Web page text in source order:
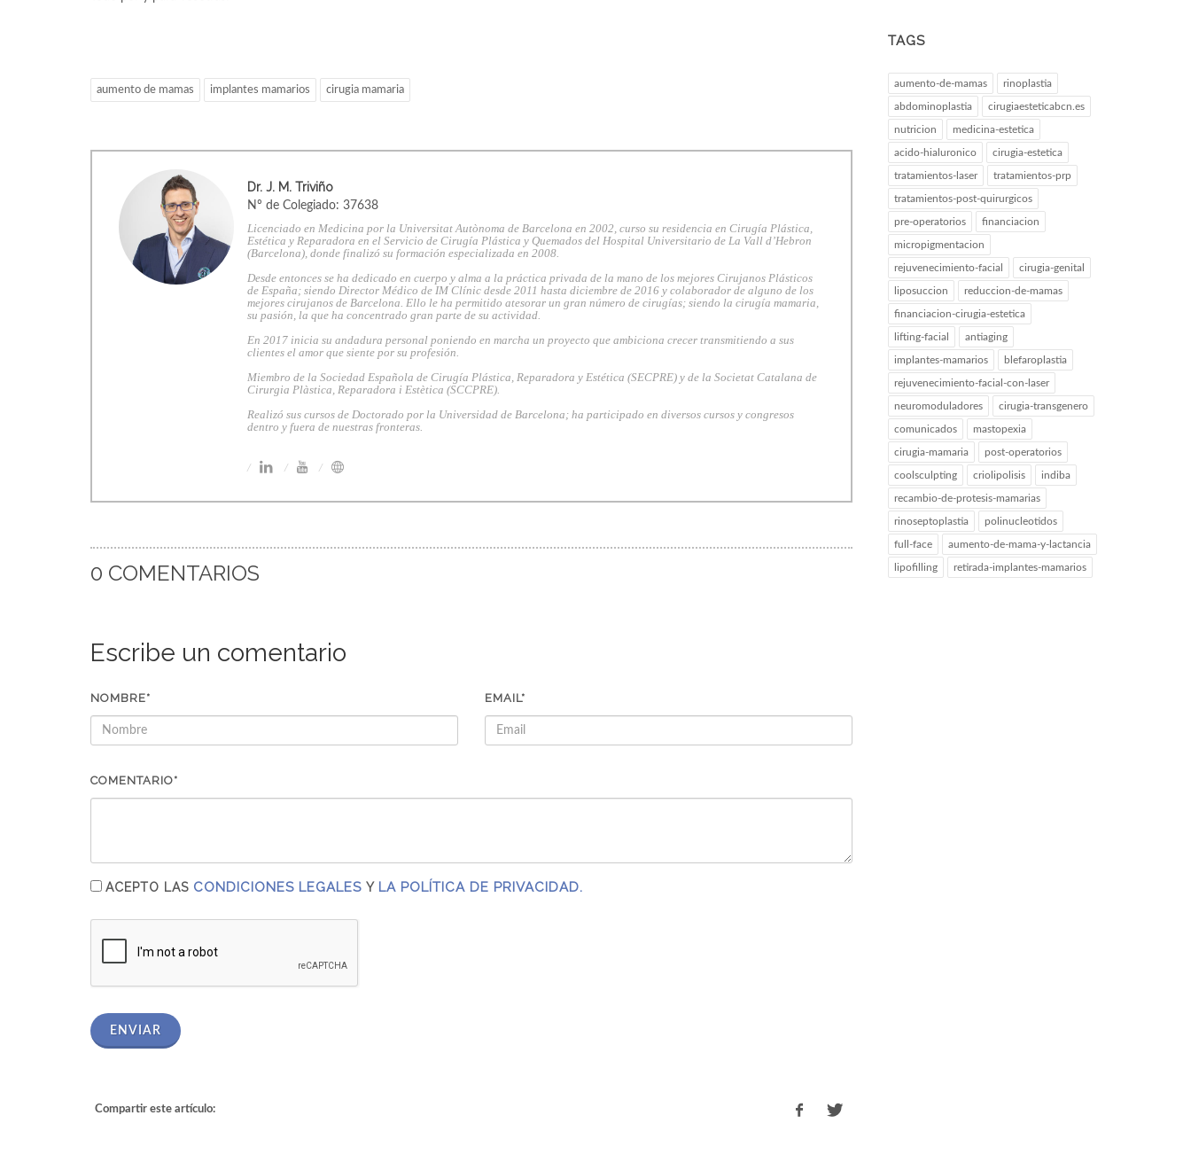
aumento de mamas implantes mamarios cirugia mamaria
Dr. J. M. Triviño
Nº de Colegiado: 37638
Licenciado en Medicina por la Universitat Autònoma de Barcelona en 2002, curso su residencia en Cirugía Plástica,
Estética y Reparadora en el Servicio de Cirugía Plástica y Quemados del Hospital Universitario de La Vall d’Hebron
(Barcelona), donde finalizó su formación especializada en 2008.
Desde entonces se ha dedicado en cuerpo y alma a la práctica privada de la mano de los mejores Cirujanos Plásticos
de España; siendo Director Médico de IM Clínic desde 2011 hasta diciembre de 2016 y colaborador de alguno de los
mejores cirujanos de Barcelona. Ello le ha permitido atesorar un gran número de cirugías; siendo la cirugía mamaria,
su pasión, la que ha concentrado gran parte de su actividad.
En 2017 inicia su andadura personal poniendo en marcha un proyecto que ambiciona crecer transmitiendo a sus
clientes el amor que siente por su profesión.
Miembro de la Sociedad Española de Cirugía Plástica, Reparadora y Estética (SECPRE) y de la Societat Catalana de
Cirurgia Plàstica, Reparadora i Estètica (SCCPRE).
Realizó sus cursos de Doctorado por la Universidad de Barcelona; ha participado en diversos cursos y congresos
dentro y fuera de nuestras fronteras.
0 COMENTARIOS
Escribe un comentario
NOMBRE* EMAIL*
COMENTARIO*
ACEPTO LAS CONDICIONES LEGALES Y LA POLÍTICA DE PRIVACIDAD.
ENVIAR
Compartir este artículo:
TAGS
aumento-de-mamas rinoplastia
abdominoplastia cirugiaesteticabcn.es
nutricion medicina-estetica
acido-hialuronico cirugia-estetica
tratamientos-laser tratamientos-prp
tratamientos-post-quirurgicos
pre-operatorios financiacion
micropigmentacion
rejuvenecimiento-facial cirugia-genital
liposuccion reduccion-de-mamas
financiacion-cirugia-estetica
lifting-facial antiaging
implantes-mamarios blefaroplastia
rejuvenecimiento-facial-con-laser
neuromoduladores cirugia-transgenero
comunicados mastopexia
cirugia-mamaria post-operatorios
coolsculpting criolipolisis indiba
recambio-de-protesis-mamarias
rinoseptoplastia polinucleotidos
full-face aumento-de-mama-y-lactancia
lipofilling retirada-implantes-mamarios